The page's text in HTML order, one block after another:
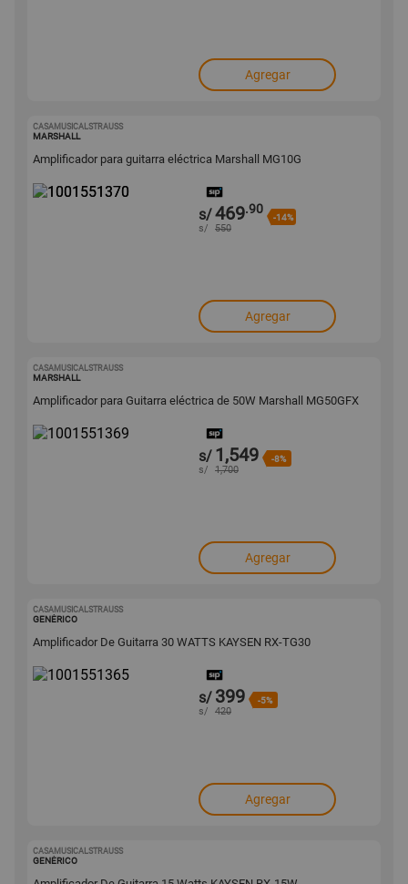
Agregar
CASAMUSICALSTRAUSS
MARSHALL
Amplificador para guitarra eléctrica Marshall MG10G
s/469.90
-14%
s/ 550
Agregar
CASAMUSICALSTRAUSS
MARSHALL
Amplificador para Guitarra eléctrica de 50W Marshall MG50GFX
s/ 1,549 -8%
s/ 1,700
Agregar
CASAMUSICALSTRAUSS
GENÉRICO
Amplificador De Guitarra 30 WATTS KAYSEN RX-TG30
s/ 399 -5%
s/ 420
Agregar
CASAMUSICALSTRAUSS
GENÉRICO